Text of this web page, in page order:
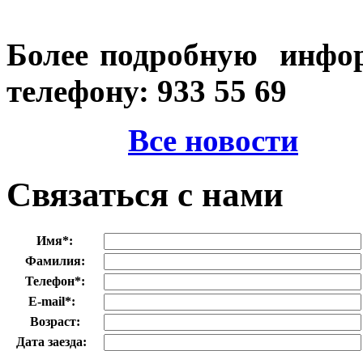
Более подробную
телефону: 933 55 69
Все новости
Связаться с нами
Имя*:
Фамилия:
Телефон*:
E-mail*:
Возраст:
Дата заезда: